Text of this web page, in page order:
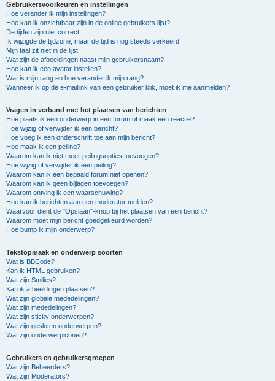
Gebruikersvoorkeuren en instellingen
Hoe verander ik mijn instellingen?
Hoe kan ik onzichtbaar zijn in de online gebruikers lijst?
De tijden zijn niet correct!
Ik wijzigde de tijdzone, maar de tijd is nog steeds verkeerd!
Mijn taal zit niet in de lijst!
Wat zijn de afbeeldingen naast mijn gebruikersnaam?
Hoe kan ik een avatar instellen?
Wat is mijn rang en hoe verander ik mijn rang?
Wanneer ik op de e-maillink van een gebruiker klik, moet ik me aanmelden?
Vragen in verband met het plaatsen van berichten
Hoe plaats ik een onderwerp in een forum of maak een reactie?
Hoe wijzig of verwijder ik een bericht?
Hoe voeg ik een onderschrift toe aan mijn bericht?
Hoe maak ik een peiling?
Waarom kan ik niet meer peilingsopties toevoegen?
Hoe wijzig of verwijder ik een peiling?
Waarom kan ik een bepaald forum niet openen?
Waarom kan ik geen bijlagen toevoegen?
Waarom ontving ik een waarschuwing?
Hoe kan ik berichten aan een moderator melden?
Waarvoor dient de "Opslaan"-knop bij het plaatsen van een bericht?
Waarom moet mijn bericht goedgekeurd worden?
Hoe bump ik mijn onderwerp?
Tekstopmaak en onderwerp soorten
Wat is BBCode?
Kan ik HTML gebruiken?
Wat zijn Smilies?
Kan ik afbeeldingen plaatsen?
Wat zijn globale mededelingen?
Wat zijn mededelingen?
Wat zijn sticky onderwerpen?
Wat zijn gesloten onderwerpen?
Wat zijn onderwerpiconen?
Gebruikers en gebruikersgroepen
Wat zijn Beheerders?
Wat zijn Moderators?